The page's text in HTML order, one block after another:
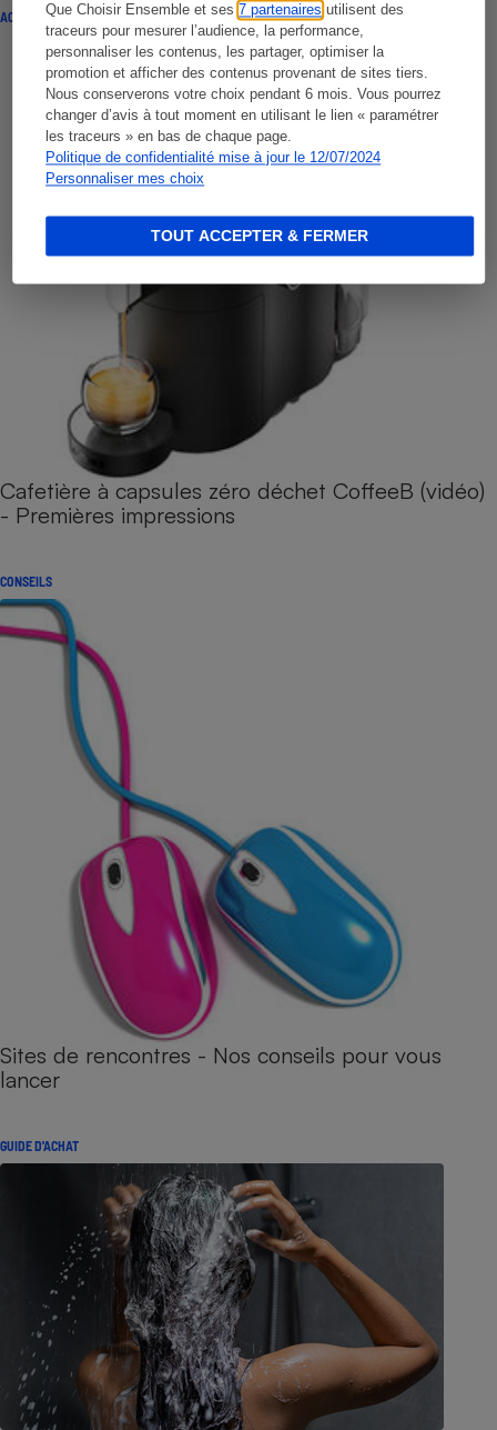
Que Choisir Ensemble et ses7 partenaires utilisent des
traceurs pour mesurer l’audience, la performance,
personnaliser les contenus, les partager, optimiser la
promotion et afficher des contenus provenant de sites tiers.
Nous conserverons votre choix pendant 6 mois. Vous pourrez
changer d’avis à tout moment en utilisant le lien « paramétrer
les traceurs » en bas de chaque page.
Politique de confidentialité mise à jour le 12/07/2024
Personnaliser mes choix
TOUT ACCEPTER & FERMER
ACTUALITÉ
Cafetière à capsules zéro déchet CoffeeB (vidéo)
- Premières impressions
CONSEILS
Sites de rencontres - Nos conseils pour vous
lancer
GUIDE D'ACHAT